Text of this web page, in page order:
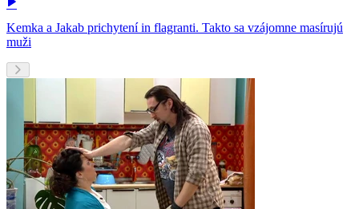
Kemka a Jakab prichytení in flagranti. Takto sa vzájomne masírujú
muži